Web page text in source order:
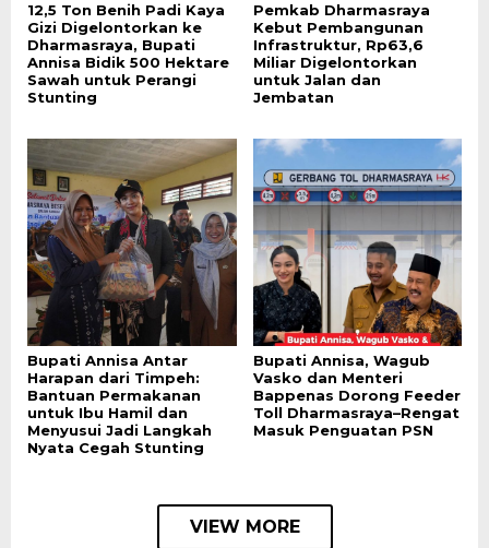
12,5 Ton Benih Padi Kaya
Gizi Digelontorkan ke
Dharmasraya, Bupati
Annisa Bidik 500 Hektare
Sawah untuk Perangi
Stunting
Pemkab Dharmasraya
Kebut Pembangunan
Infrastruktur, Rp63,6
Miliar Digelontorkan
untuk Jalan dan
Jembatan
Bupati Annisa Antar
Harapan dari Timpeh:
Bantuan Permakanan
untuk Ibu Hamil dan
Menyusui Jadi Langkah
Nyata Cegah Stunting
Bupati Annisa, Wagub
Vasko dan Menteri
Bappenas Dorong Feeder
Toll Dharmasraya–Rengat
Masuk Penguatan PSN
VIEW MORE